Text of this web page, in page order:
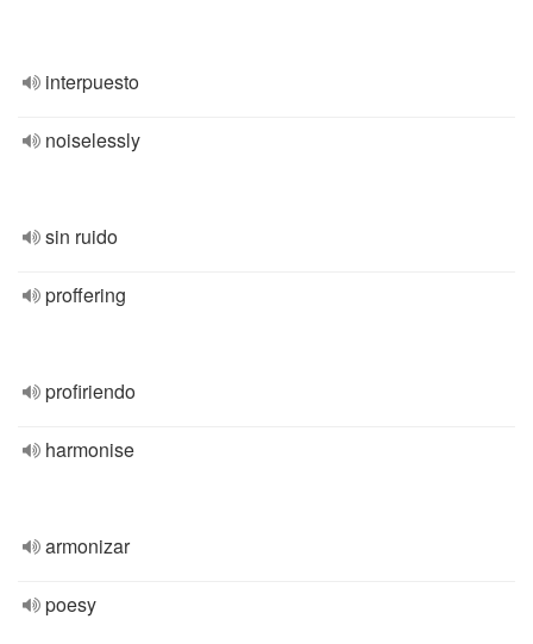
interpuesto
noiselessly
sin ruido
proffering
profiriendo
harmonise
armonizar
poesy